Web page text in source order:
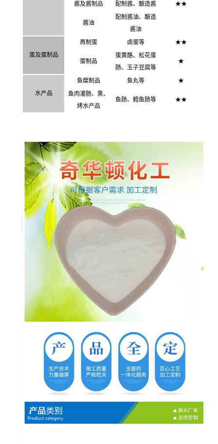
酱及酱制品 配制酱、酿造酱 ★★
酱油
配制酱油、酿造
酱油
蛋及蛋制品
再制蛋 卤蛋等 ★★
蛋制品
蛋黄酪、松花蛋
肠、玉子豆腐等
★
水产品
鱼糜制品 鱼丸等
★
鱼肉灌肠、熏、
烤水产品
鱼肠、鳕鱼肠等 ★★